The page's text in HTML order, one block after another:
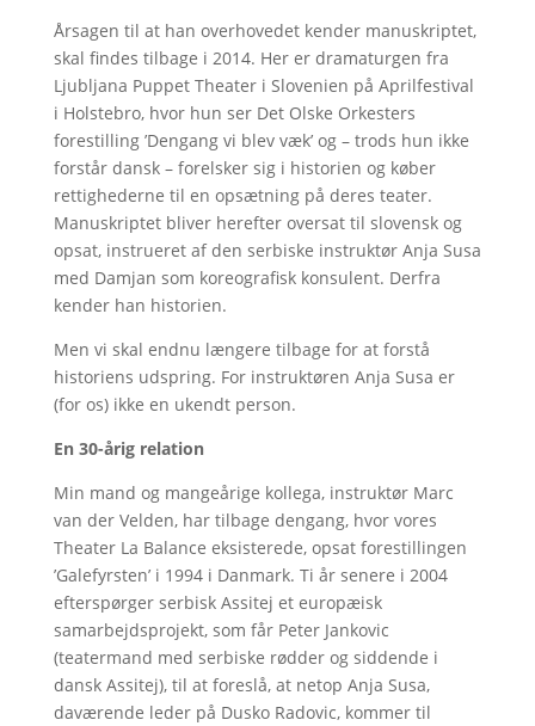
Årsagen til at han overhovedet kender manuskriptet,
skal findes tilbage i 2014. Her er dramaturgen fra
Ljubljana Puppet Theater i Slovenien på Aprilfestival
i Holstebro, hvor hun ser Det Olske Orkesters
forestilling ’Dengang vi blev væk’ og – trods hun ikke
forstår dansk – forelsker sig i historien og køber
rettighederne til en opsætning på deres teater.
Manuskriptet bliver herefter oversat til slovensk og
opsat, instrueret af den serbiske instruktør Anja Susa
med Damjan som koreografisk konsulent. Derfra
kender han historien.
Men vi skal endnu længere tilbage for at forstå
historiens udspring. For instruktøren Anja Susa er
(for os) ikke en ukendt person.
En 30-årig relation
Min mand og mangeårige kollega, instruktør Marc
van der Velden, har tilbage dengang, hvor vores
Theater La Balance eksisterede, opsat forestillingen
’Galefyrsten’ i 1994 i Danmark. Ti år senere i 2004
efterspørger serbisk Assitej et europæisk
samarbejdsprojekt, som får Peter Jankovic
(teatermand med serbiske rødder og siddende i
dansk Assitej), til at foreslå, at netop Anja Susa,
daværende leder på Dusko Radovic, kommer til